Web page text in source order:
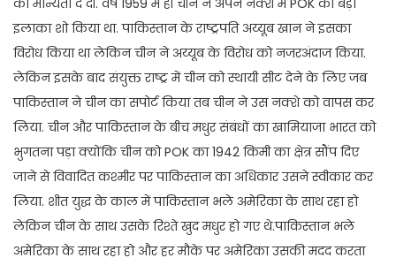
को मान्यता दे दी. वर्ष 1959 में ही चीन ने अपने नक्शे में POK का बड़ा
इलाका शो किया था. पाकिस्तान के राष्ट्रपति अय्यूब खान ने इसका
विरोध किया था लेकिन चीन ने अय्यूब के विरोध को नजरअंदाज किया.
लेकिन इसके बाद संयुक्त राष्ट्र में चीन को स्थायी सीट देने के लिए जब
पाकिस्तान ने चीन का सपोर्ट किया तब चीन ने उस नक्शे को वापस कर
लिया. चीन और पाकिस्तान के बीच मधुर संबंधों का खामियाजा भारत को
भुगतना पड़ा क्योंकि चीन को POK का 1942 किमी का क्षेत्र सौंप दिए
जाने से विवादित कश्मीर पर पाकिस्तान का अधिकार उसने स्वीकार कर
लिया. शीत युद्ध के काल में पाकिस्तान भले अमेरिका के साथ रहा हो
लेकिन चीन के साथ उसके रिश्ते खुद मधुर हो गए थे.पाकिस्तान भले
अमेरिका के साथ रहा हो और हर मौके पर अमेरिका उसकी मदद करता